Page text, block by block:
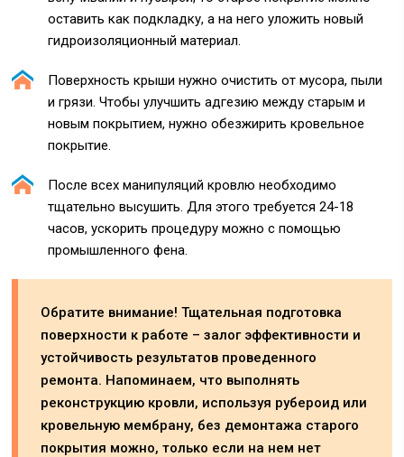
оставить как подкладку, а на него уложить новый
гидроизоляционный материал.
Поверхность крыши нужно очистить от мусора, пыли
и грязи. Чтобы улучшить адгезию между старым и
новым покрытием, нужно обезжирить кровельное
покрытие.
После всех манипуляций кровлю необходимо
тщательно высушить. Для этого требуется 24-18
часов, ускорить процедуру можно с помощью
промышленного фена.
Обратите внимание! Тщательная подготовка
поверхности к работе – залог эффективности и
устойчивость результатов проведенного
ремонта. Напоминаем, что выполнять
реконструкцию кровли, используя рубероид или
кровельную мембрану, без демонтажа старого
покрытия можно, только если на нем нет